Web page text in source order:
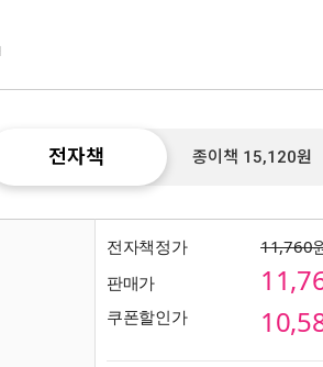
전자책 종이책 15,120원
전자책정가
11,760
판매가
쿠폰할인가